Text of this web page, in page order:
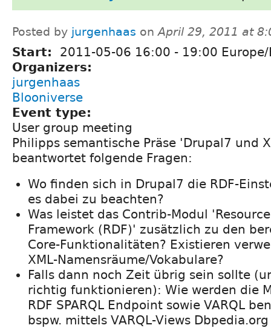
Posted by jurgenhaas onApril 29, 2011 at
Start: 2011-05-06 16:00 - 19:00
Organizers:
jurgenhaas
Blooniverse
Event type:
User group meeting
Philipps semantische Präse 'Drupal7 und
beantwortet folgende Fragen:
Wo finden sich in Drupal7 die RDF-
es dabei zu beachten?
Was leistet das Contrib-Modul
Framework (RDF)' zusätzlich zu den
Core-Funktionalitäten? Existieren
XML-Namensräume/Vokabulare?
Falls dann noch Zeit übrig sein sollte
richtig funktionieren): Wie werden die
RDF SPARQL Endpoint sowie VARQL
bspw. mittels VARQL-Views